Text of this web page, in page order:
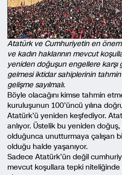
Atatürk ve Cumhuriyetin en
ve kadın haklarının mevcut
yeniden doğuşun engellere
gelmesi iktidar sahiplerinin
gelişme sayılmalı.
Böyle olacağını kimse tahmin
kuruluşunun 100’üncü yılına
Atatürk’ü yeniden keşfediyor.
anlıyor. Üstelik bu yeniden
olduğunca unutturmaya çalışan
olduğu halde yaşanıyor.
Sadece Atatürk’ün değil
mevcut koşullara tepki